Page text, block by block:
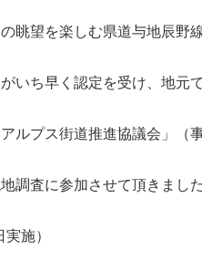
眺望を楽しむ県道与地辰野
いち早く認定を受け、地元
ルプス街道推進協議会」（
調査に参加させて頂きまし
施）